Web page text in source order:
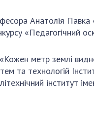
Анатолія Павка
«Педагогічний
метр землі
та технологій
інститут